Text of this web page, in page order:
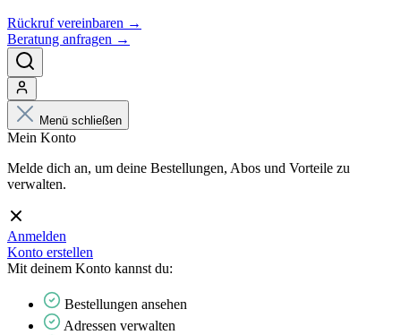
Rückruf vereinbaren →
Beratung anfragen →
Menü schließen
Mein Konto
Melde dich an, um deine Bestellungen, Abos und Vorteile zu
verwalten.
Anmelden
Konto erstellen
Mit deinem Konto kannst du:
Bestellungen ansehen
Adressen verwalten